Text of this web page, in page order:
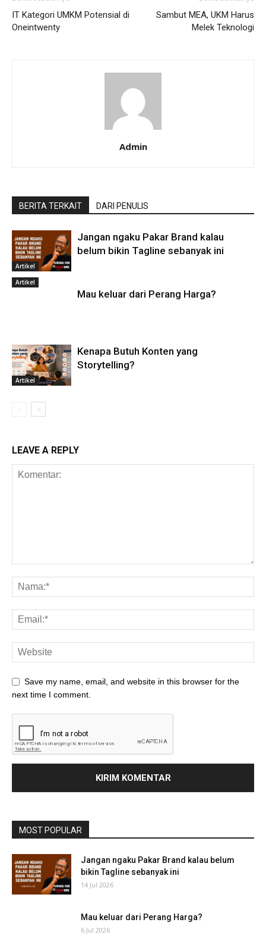
IT Kategori UMKM Potensial di
Oneintwenty
Sambut MEA, UKM Harus
Melek Teknologi
Admin
BERITA TERKAIT DARI PENULIS
Artikel
Jangan ngaku Pakar Brand kalau
belum bikin Tagline sebanyak ini
Artikel
Mau keluar dari Perang Harga?
Artikel
Kenapa Butuh Konten yang
Storytelling?
LEAVE A REPLY
Save my name, email, and website in this browser for the
next time I comment.
MOST POPULAR
Jangan ngaku Pakar Brand kalau belum
bikin Tagline sebanyak ini
14 Jul 2026
Mau keluar dari Perang Harga?
6 Jul 2026